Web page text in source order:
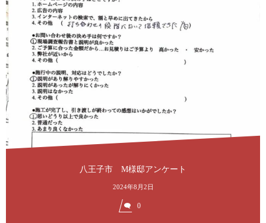
八王子市 M様邸アンケート
2024年8月2日
0